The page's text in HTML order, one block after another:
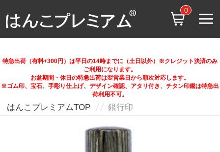
0
特急出荷（有料+300円）は平日の14時までに（土日以外）※クレジット決済のみ
ご利用になります。
お盆期間・休日の特急出荷は翌営業日から順次対応します。
※ゴム印、宝石、手彫り仕上げ、デザイン確認、アタリ付き、チタン印鑑は特急出
荷利用不可。
はんこプレミアムTOP 銀行印